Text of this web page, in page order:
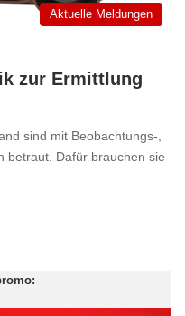
Aktuelle Meldungen
zur Ermittlung
sind mit Beobachtungs-,
betraut. Dafür brauchen sie